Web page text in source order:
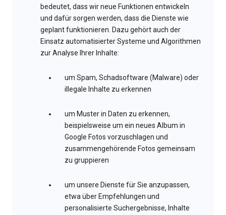
bedeutet, dass wir neue Funktionen entwickeln
und dafür sorgen werden, dass die Dienste wie
geplant funktionieren. Dazu gehört auch der
Einsatz automatisierter Systeme und Algorithmen
zur Analyse Ihrer Inhalte:
um Spam, Schadsoftware (Malware) oder
illegale Inhalte zu erkennen
um Muster in Daten zu erkennen,
beispielsweise um ein neues Album in
Google Fotos vorzuschlagen und
zusammengehörende Fotos gemeinsam
zu gruppieren
um unsere Dienste für Sie anzupassen,
etwa über Empfehlungen und
personalisierte Suchergebnisse, Inhalte